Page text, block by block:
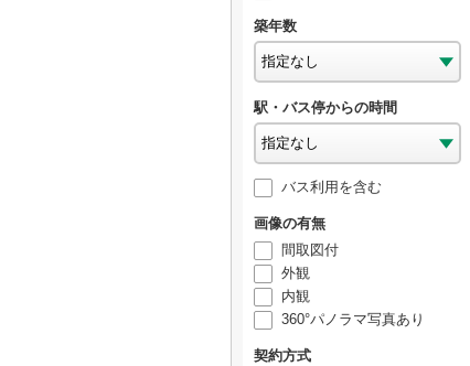
築年数
駅・バス停からの時間
バス利用を含む
画像の有無
間取図付
外観
内観
360°パノラマ写真あり
契約方式